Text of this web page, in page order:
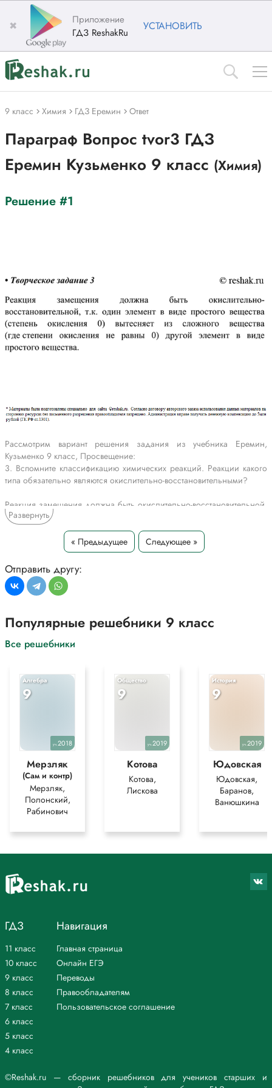
✖
Приложение
ГДЗ ReshakRu
УСТАНОВИТЬ
9 класс Химия ГДЗ Еремин Ответ
Параграф Вопрос tvor3 ГДЗ
Еремин Кузьменко 9 класс (Химия)
Решение #1
Рассмотрим вариант решения задания из учебника Еремин,
Кузьменко 9 класс, Просвещение:
3. Вспомните классификацию химических реакций. Реакции какого
типа обязательно являются окислительно-восстановительными?
Реакция замещения должна быть окислительно-восстановительной,
т.к. один элемент в виде простого вещества (степень окисления 0)
вытесняет из сложного вещества (где степени окисления не равны 0)
другой элемент в виде простого вещества.
для более полного понимания решения.
Развернуть
« Предыдущее Следующее »
Отправить другу:
Популярные решебники 9 класс
Все решебники
Алгебра
9
уч.2018
Мерзляк
(Сам и контр)
Мерзляк,
Полонский,
Рабинович
Общество
9
уч.2019
Котова
Котова,
Лискова
История
9
уч.2019
Юдовская
Юдовская,
Баранов,
Ванюшкина
©Reshak.ru — сборник решебников для учеников старших и
ГДЗ
11 класс
10 класс
9 класс
8 класс
7 класс
6 класс
5 класс
4 класс
Навигация
Главная страница
Онлайн ЕГЭ
Переводы
Правообладателям
Пользовательское соглашение